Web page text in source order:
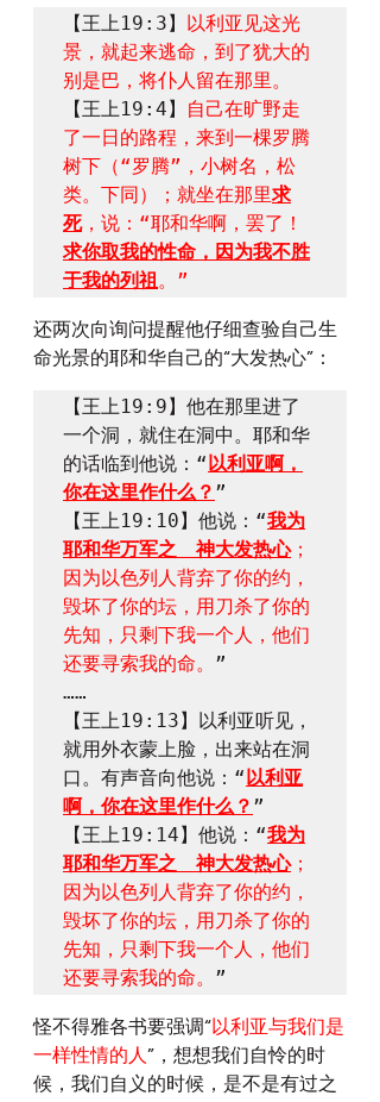
【王上19:3】 以利亚见这光
景，就起来逃命，到了犹大的
别是巴，将仆人留在那里。
【王上19:4】
自己在旷野走
了一日的路程，来到一棵罗腾
树下（“罗腾”，小树名，松
类。下同）；就坐在那里求
死，说：“耶和华啊，罢了！
求你取我的性命，因为我不胜
于我的列祖。”
还两次向询问提醒他仔细查验自己生
命光景的耶和华自己的“大发热心”：
【王上19:9】他在那里进了
一个洞，就住在洞中。耶和华
的话临到他说：“以利亚啊，
你在这里作什么？ ”
【王上19:10】他说：“我为
耶和华万军之　神大发热心；
因为以色列人背弃了你的约，
毁坏了你的坛，用刀杀了你的
先知，只剩下我一个人，他们
还要寻索我的命。 ”
……
【王上19:13】以利亚听见，
就用外衣蒙上脸，出来站在洞
口。有声音向他说：“以利亚
啊，你在这里作什么？ ”
【王上19:14】他说：“我为
耶和华万军之　神大发热心；
因为以色列人背弃了你的约，
毁坏了你的坛，用刀杀了你的
先知，只剩下我一个人，他们
还要寻索我的命。
怪不得雅各书要强调“以利亚与我们是
一样性情的人 ”，想想我们自怜的时
候，我们自义的时候，是不是有过之